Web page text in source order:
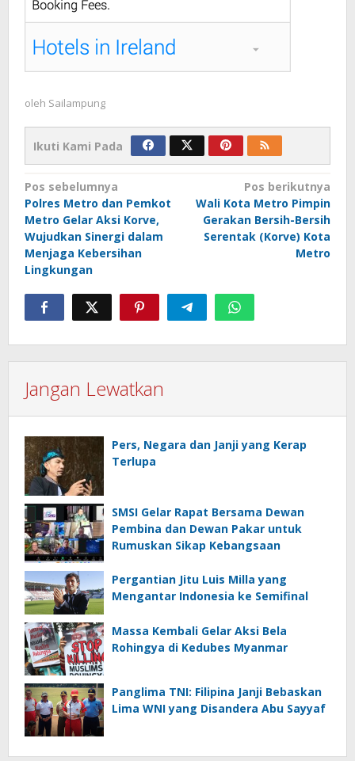
oleh Sailampung
Ikuti Kami Pada
Navigasi
pos
Pos sebelumnya
Polres Metro dan Pemkot
Metro Gelar Aksi Korve,
Wujudkan Sinergi dalam
Menjaga Kebersihan
Lingkungan
Pos berikutnya
Wali Kota Metro Pimpin
Gerakan Bersih-Bersih
Serentak (Korve) Kota
Metro
Jangan Lewatkan
Pers, Negara dan Janji yang Kerap
Terlupa
SMSI Gelar Rapat Bersama Dewan
Pembina dan Dewan Pakar untuk
Rumuskan Sikap Kebangsaan
Pergantian Jitu Luis Milla yang
Mengantar Indonesia ke Semifinal
Massa Kembali Gelar Aksi Bela
Rohingya di Kedubes Myanmar
Panglima TNI: Filipina Janji Bebaskan
Lima WNI yang Disandera Abu Sayyaf